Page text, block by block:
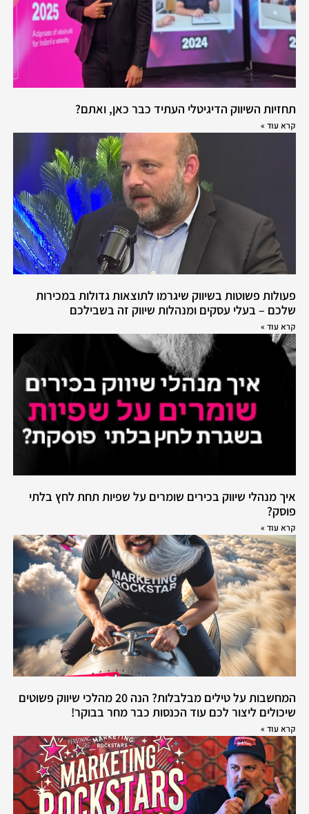
תחזיות השיווק הדיגיטלי העתיד כבר כאן, ואתם?
קרא עוד »
פעולות פשוטות בשיווק שיגרמו לתוצאות גדולות במכירות
שלכם – בעלי עסקים ומנהלות שיווק זה בשבילכם
קרא עוד »
איך מנהלי שיווק בכירים שומרים על שפיות תחת לחץ בלתי
פוסק?
קרא עוד »
המחשבות על טילים מבלבלות? הנה 20 מהלכי שיווק פשוטים
שיכולים ליצור לכם עוד הכנסות כבר מחר בבוקר!
קרא עוד »